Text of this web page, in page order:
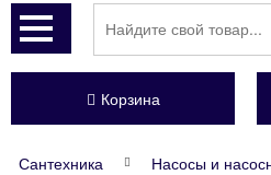
Корзина
Сантехника
Насосы и